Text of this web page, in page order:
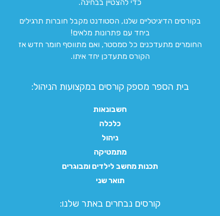
כדי להצטיין בבחינה.
בקורסים הדיגיטליים שלנו, הסטודנט מקבל חוברות תרגילים
ביחד עם פתרונות מלאים!
החומרים מתעדכנים כל סמסטר, ואם מתווסף חומר חדש אז
הקורס מתעדכן יחד איתו.
בית הספר מספק קורסים במקצועות הניהול:
חשבונאות
כלכלה
ניהול
מתמטיקה
תכנות מחשב לילדים ומבוגרים
תואר שני
קורסים נבחרים באתר שלנו:​